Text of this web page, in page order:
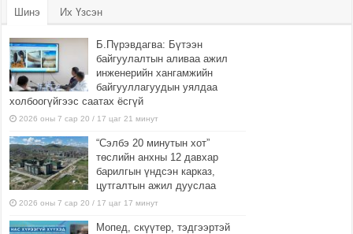
Шинэ Их Үзсэн
Б.Пүрэвдагва: Бүтээн
байгуулалтын аливаа ажил
инженерийн хангамжийн
байгууллагуудын уялдаа
холбоогүйгээс саатах ёсгүй
2026 оны 7 сар 20 / 17 цаг 21 минут
“Сэлбэ 20 минутын хот”
төслийн анхны 12 давхар
барилгын үндсэн карказ,
цутгалтын ажил дууслаа
2026 оны 7 сар 20 / 17 цаг 17 минут
Мопед, скүүтер, тэдгээртэй